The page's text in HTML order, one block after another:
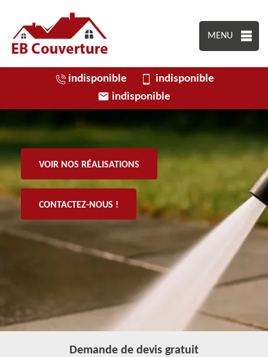
MENU
indisponible
indisponible
indisponible
VOIR NOS RÉALISATIONS
CONTACTEZ-NOUS !
Demande de devis gratuit